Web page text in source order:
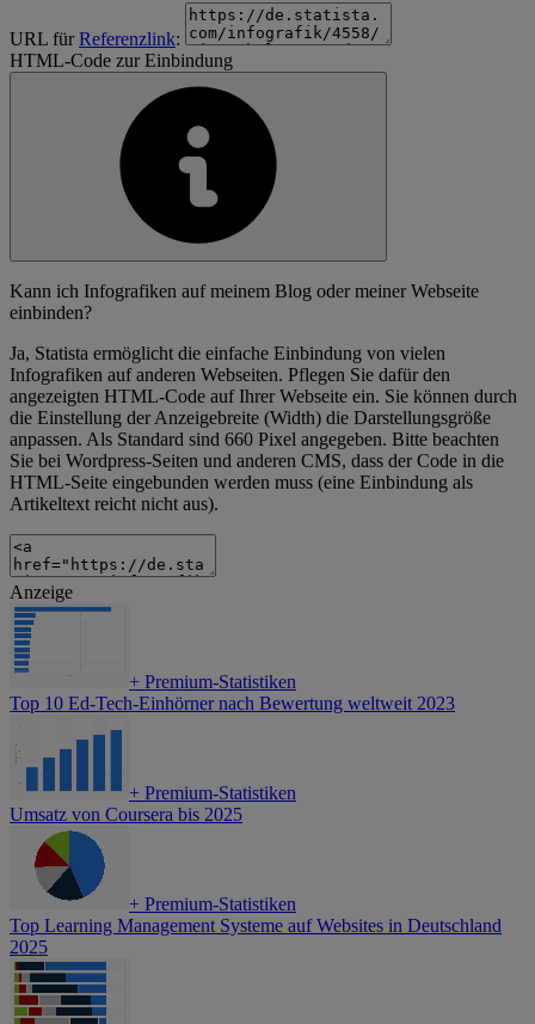
URL fürReferenzlink:
HTML-Code zur Einbindung
Kann ich Infografiken auf meinem Blog oder meiner Webseite
einbinden?
Ja, Statista ermöglicht die einfache Einbindung von vielen
Infografiken auf anderen Webseiten. Pflegen Sie dafür den
angezeigten HTML-Code auf Ihrer Webseite ein. Sie können durch
die Einstellung der Anzeigebreite (Width) die Darstellungsgröße
anpassen. Als Standard sind 660 Pixel angegeben. Bitte beachten
Sie bei Wordpress-Seiten und anderen CMS, dass der Code in die
HTML-Seite eingebunden werden muss (eine Einbindung als
Artikeltext reicht nicht aus).
Anzeige
+ Premium-Statistiken
Top 10 Ed-Tech-Einhörner nach Bewertung weltweit 2023
+ Premium-Statistiken
Umsatz von Coursera bis 2025
+ Premium-Statistiken
Top Learning Management Systeme auf Websites in Deutschland
2025